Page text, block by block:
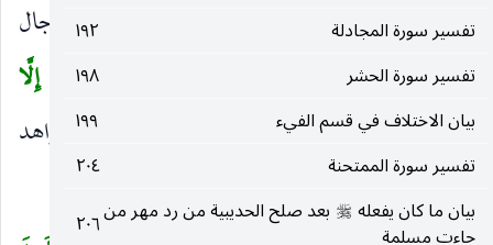
تفسير سورة المجادلة
١٩٢
تفسير سورة الحشر
١٩٨
بيان الاختلاف في قسم الفيء
١٩٩
تفسير سورة الممتحنة
٢٠٤
بيان ما كان يفعله صلى‌الله‌عليه‌وسلم بعد صلح الحديبية من رد مهر من
جاءت مسلمة
٢٠٦
الإخبار عما لم يوح إليه من الغيوب ، أو استعجال
المسلمين أن يتخلصوا من أذى المشركين.
وَما أَنَا إِلَّا
نَذِيرٌ)من عقاب الله.
بين الإنذار بالشواهد
المبينة والمعجزات المصدقة.